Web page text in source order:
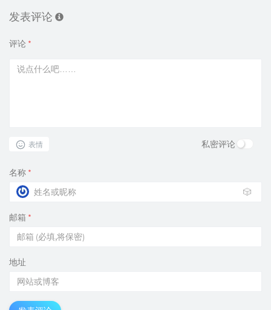
发表评论
评论 *
表情 私密评论
名称 *
🎲
邮箱 *
地址